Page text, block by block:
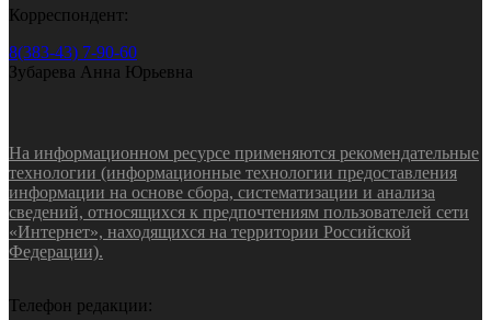
Корреспондент:
8(383-43) 7-90-60
Зубарева Анна Юрьевна
На информационном ресурсе применяются рекомендательные
технологии (информационные технологии предоставления
информации на основе сбора, систематизации и анализа
сведений, относящихся к предпочтениям пользователей сети
«Интернет», находящихся на территории Российской
Федерации).
Телефон редакции: